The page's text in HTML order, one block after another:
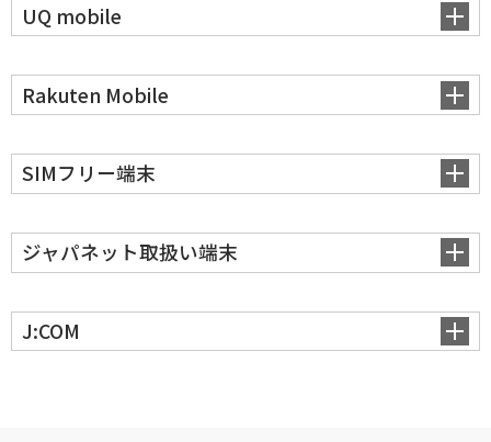
UQ mobile
Rakuten Mobile
SIMフリー端末
ジャパネット取扱い端末
J:COM